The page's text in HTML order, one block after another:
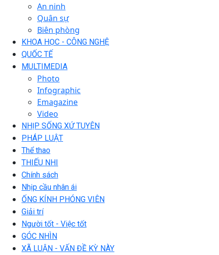
An ninh
Quân sự
Biên phòng
KHOA HỌC - CÔNG NGHỆ
QUỐC TẾ
MULTIMEDIA
Photo
Infographic
Emagazine
Video
NHỊP SỐNG XỨ TUYÊN
PHÁP LUẬT
Thể thao
THIẾU NHI
Chính sách
Nhịp cầu nhân ái
ỐNG KÍNH PHÓNG VIÊN
Giải trí
Người tốt - Việc tốt
GÓC NHÌN
XÃ LUẬN - VẤN ĐỀ KỲ NÀY